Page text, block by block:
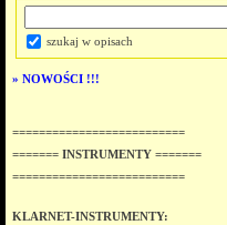
szukaj w opisach
» NOWOŚCI !!!
==========================
======= INSTRUMENTY =======
==========================
KLARNET-INSTRUMENTY: